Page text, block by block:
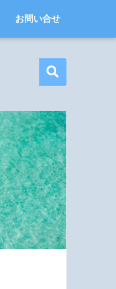
お問い合せ